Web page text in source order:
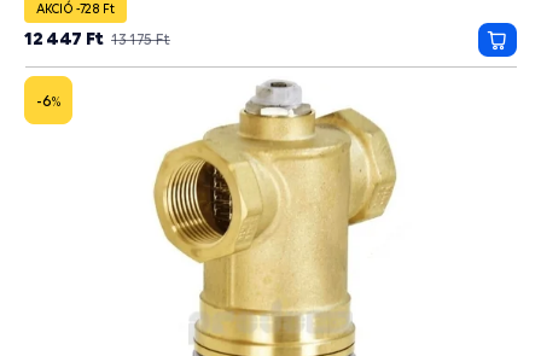
AKCIÓ -728 Ft
13 175 Ft
12 447 Ft
-6%